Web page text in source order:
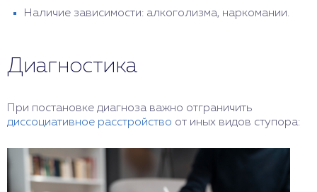
Наличие зависимости: алкоголизма, наркомании.
Диагностика
При постановке диагноза важно отграничить
диссоциативное расстройство от иных видов ступора: